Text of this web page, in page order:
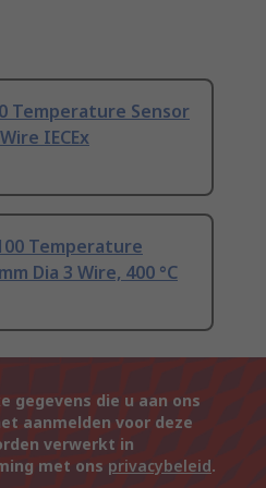
Temperature Sensor
IECEx
Temperature
Dia 3 Wire, 400 °C
gegevens die u aan ons
aanmelden voor deze
verwerkt in
met ons privacybeleid.